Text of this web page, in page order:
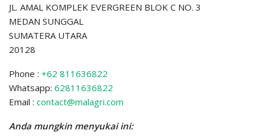
JL. AMAL KOMPLEK EVERGREEN BLOK C NO. 3
MEDAN SUNGGAL
SUMATERA UTARA
20128
Phone : +62 811636822
Whatsapp: 62811636822
Email : contact@malagri.com
Anda mungkin menyukai ini: